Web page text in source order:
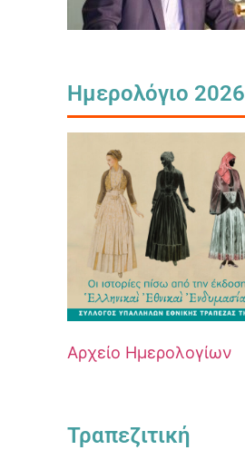
Ημερολόγιο 2026
Αρχείο Ημερολογίων
Τραπεζιτική